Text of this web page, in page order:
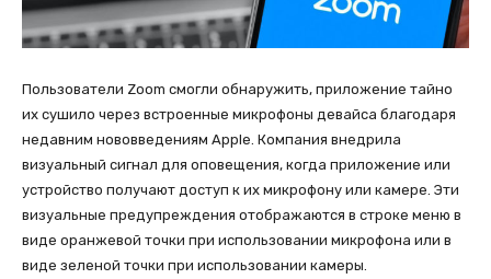
Пользователи Zoom смогли обнаружить, приложение тайно
их сушило через встроенные микрофоны девайса благодаря
недавним нововведениям Apple. Компания внедрила
визуальный сигнал для оповещения, когда приложение или
устройство получают доступ к их микрофону или камере. Эти
визуальные предупреждения отображаются в строке меню в
виде оранжевой точки при использовании микрофона или в
виде зеленой точки при использовании камеры.